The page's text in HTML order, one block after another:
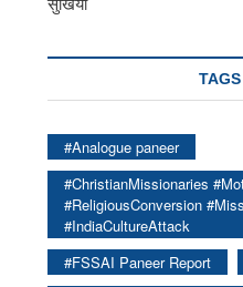
TAGS
#Analogue paneer
#ChristianMissionaries
#ReligiousConversion
#IndiaCultureAttack
#FSSAI Paneer Report